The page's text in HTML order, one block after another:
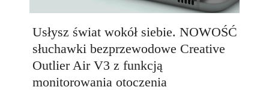
Usłysz świat wokół siebie. NOWOŚĆ
słuchawki bezprzewodowe Creative
Outlier Air V3 z funkcją
monitorowania otoczenia